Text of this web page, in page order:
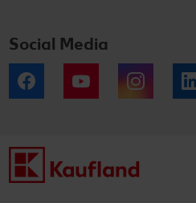
Social Media
Facebook YouTube